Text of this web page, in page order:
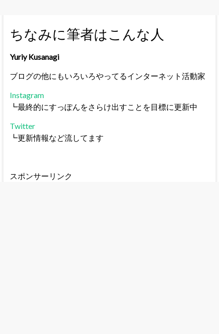
ちなみに筆者はこんな人
Yuriy Kusanagi
ブログの他にもいろいろやってるインターネット活動家
Instagram
┗最終的にすっぽんをさらけ出すことを目標に更新中
Twitter
┗更新情報など流してます
スポンサーリンク